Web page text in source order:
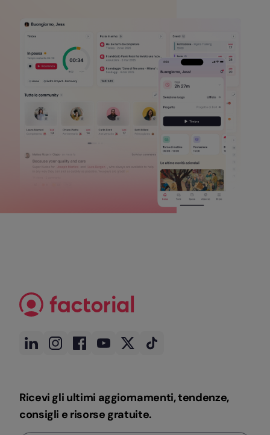
Ricevi gli ultimi aggiornamenti, tendenze,
consigli e risorse gratuite.